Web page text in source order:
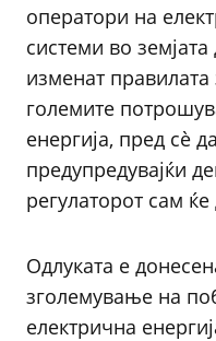
оператори на
системи во
изменат
големите
енергија, пред сè
предупредувајќи
регулаторот сам
Одлуката е
зголемување на
електрична